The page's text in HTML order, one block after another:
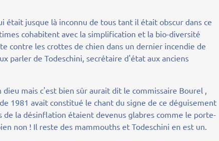
était jusque là inconnu de tous tant il était obscur dans ce
cohabitent avec la simplification et la bio-diversité
contre les crottes de chien dans un dernier incendie de
parler de Todeschini, secrétaire d'état aux anciens
mais c'est bien sûr aurait dit le commissaire Bourel ,
1981 avait constitué le chant du signe de ce déguisement
la désinflation étaient devenus glabres comme le porte-
non ! Il reste des mammouths et Todeschini en est un.